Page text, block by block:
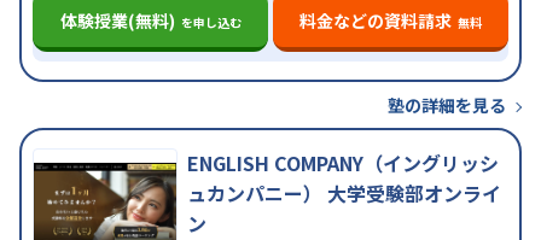
体験授業(無料) を申し込む 料金などの資料請求 無料
塾の詳細を見る
ENGLISH COMPANY（イングリッシ
ュカンパニー） 大学受験部オンライ
ン